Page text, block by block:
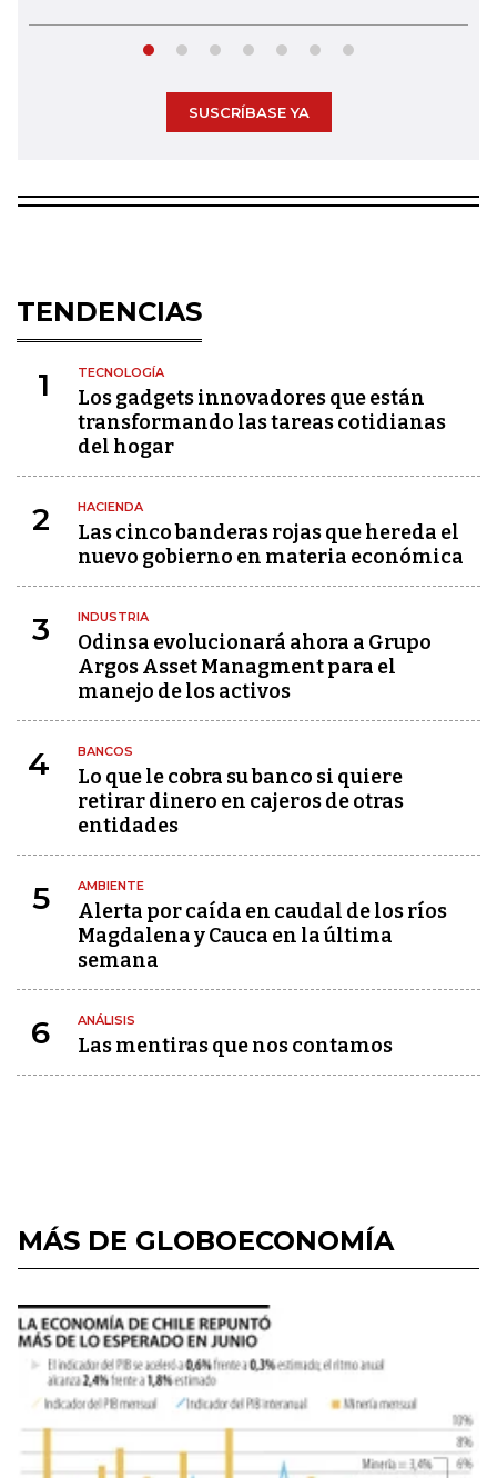
SUSCRÍBASE YA
TENDENCIAS
1 TECNOLOGÍA
Los gadgets innovadores que están
transformando las tareas cotidianas
del hogar
2 HACIENDA
Las cinco banderas rojas que hereda el
nuevo gobierno en materia económica
3 INDUSTRIA
Odinsa evolucionará ahora a Grupo
Argos Asset Managment para el
manejo de los activos
4 BANCOS
Lo que le cobra su banco si quiere
retirar dinero en cajeros de otras
entidades
5 AMBIENTE
Alerta por caída en caudal de los ríos
Magdalena y Cauca en la última
semana
6 ANÁLISIS
Las mentiras que nos contamos
MÁS DE GLOBOECONOMÍA